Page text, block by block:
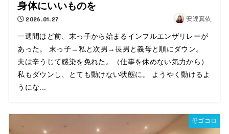
身体にいいものを
2026.01.27 安達真依
一週間ほど前、末っ子から始まるインフルエンザリレーが
あった。 末っ子→私と次男→長男と義母と順にダウン。
夫は辛うじて感染を免れた。（仕事を休めない気力から）
私もダウンし、とても動けない状態に。 ようやく動けるよ
うにな...
母ゴコロ